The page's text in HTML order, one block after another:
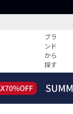
ブラ
ンド
から
探す
すべての記事